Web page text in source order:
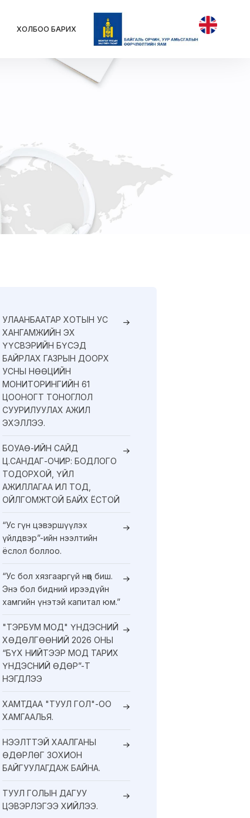
ХОЛБОО БАРИХ
УЛААНБААТАР ХОТЫН УС
ХАНГАМЖИЙН ЭХ
ҮҮСВЭРИЙН БҮСЭД
БАЙРЛАХ ГАЗРЫН ДООРХ
УСНЫ НӨӨЦИЙН
МОНИТОРИНГИЙН 61
ЦООНОГТ ТОНОГЛОЛ
СУУРИЛУУЛАХ АЖИЛ
ЭХЭЛЛЭЭ.
БОУАӨ-ИЙН САЙД
Ц.САНДАГ-ОЧИР: БОДЛОГО
ТОДОРХОЙ, ҮЙЛ
АЖИЛЛАГАА ИЛ ТОД,
ОЙЛГОМЖТОЙ БАЙХ ЁСТОЙ
“Ус гүн цэвэршүүлэх
үйлдвэр”-ийн нээлтийн
ёслол боллоо.
“Ус бол хязгааргүй нөөц биш.
Энэ бол бидний ирээдүйн
хамгийн үнэтэй капитал юм.”
"ТЭРБУМ МОД" ҮНДЭСНИЙ
ХӨДӨЛГӨӨНИЙ 2026 ОНЫ
“БҮХ НИЙТЭЭР МОД ТАРИХ
ҮНДЭСНИЙ ӨДӨР”-Т
НЭГДЛЭЭ
ХАМТДАА "ТУУЛ ГОЛ"-ОО
ХАМГААЛЬЯ.
НЭЭЛТТЭЙ ХААЛГАНЫ
ӨДӨРЛӨГ ЗОХИОН
БАЙГУУЛАГДАЖ БАЙНА.
ТУУЛ ГОЛЫН ДАГУУ
ЦЭВЭРЛЭГЭЭ ХИЙЛЭЭ.